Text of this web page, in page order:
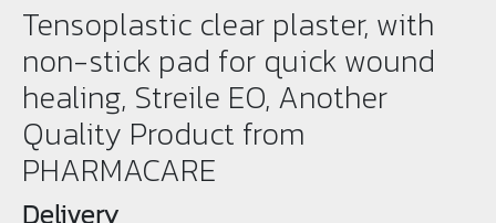
Tensoplastic clear plaster, with
non-stick pad for quick wound
healing, Streile EO, Another
Quality Product from
PHARMACARE
Delivery